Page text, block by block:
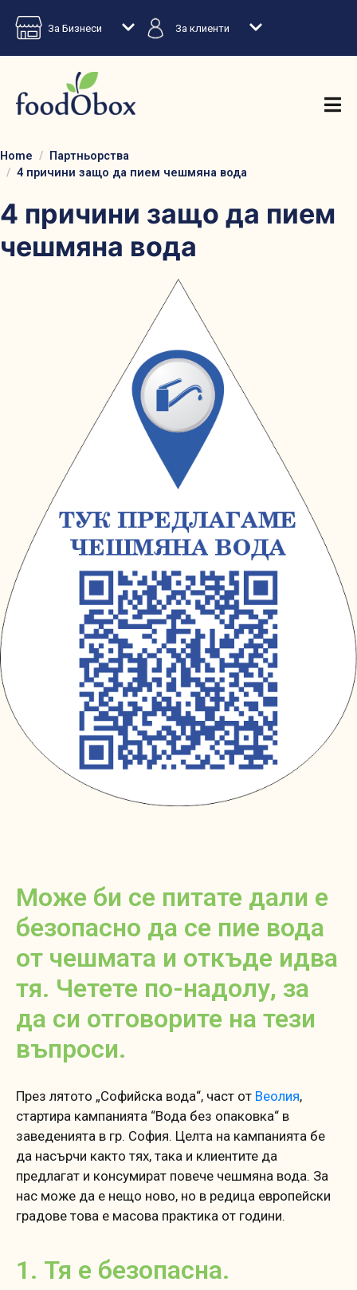
За Бизнеси За клиенти
Home
Партньорства
4 причини защо да пием чешмяна вода
4 причини защо да пием
чешмяна вода
Може би се питате дали е
безопасно да се пие вода
от чешмата и откъде идва
тя. Четете по-надолу, за
да си отговорите на тези
въпроси.
През лятото „Софийска вода“, част от Веолия,
стартира кампанията “Вода без опаковка“ в
заведенията в гр. София. Целта на кампанията бе
да насърчи както тях, така и клиентите да
предлагат и консумират повече чешмяна вода. За
нас може да е нещо ново, но в редица европейски
градове това е масова практика от години.
1. Тя е безопасна.